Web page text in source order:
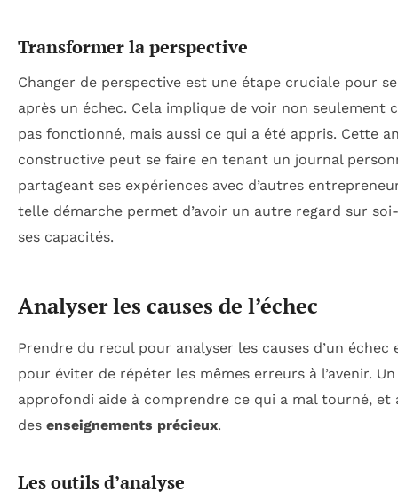
Transformer la perspective
Changer de perspective est une étape cruciale pour
après un échec. Cela implique de voir non seulement
pas fonctionné, mais aussi ce qui a été appris. Cette
constructive peut se faire en tenant un journal
partageant ses expériences avec d’autres
telle démarche permet d’avoir un autre regard sur
ses capacités.
Analyser les causes de l’échec
Prendre du recul pour analyser les causes d’un échec
pour éviter de répéter les mêmes erreurs à l’avenir.
approfondi aide à comprendre ce qui a mal tourné, et
des enseignements précieux.
Les outils d’analyse